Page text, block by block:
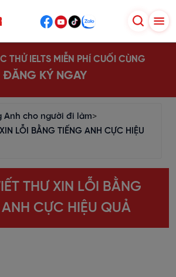
THỬ IELTS MIỄN PHÍ CUỐI CÙNG
ĐĂNG KÝ NGAY
Anh cho người đi làm>
LỖI BẰNG TIẾNG ANH CỰC HIỆU
THƯ XIN LỖI BẰNG
CỰC HIỆU QUẢ